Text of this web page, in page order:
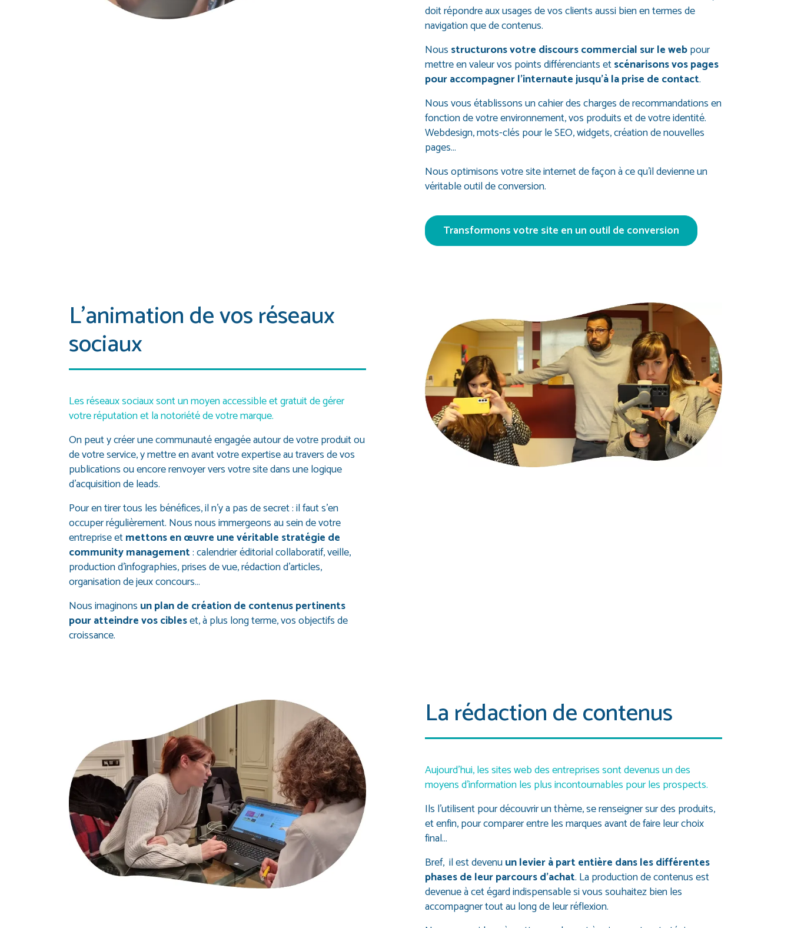
doit répondre aux usages de vos clients aussi bien en termes de
navigation que de contenus.
Nous structurons votre discours commercial sur le webpour
mettre en valeur vos points différenciants etscénarisons vos pages
pour accompagner l’internaute jusqu’à la prise de contact.
Nous vous établissons un cahier des charges de recommandations en
fonction de votre environnement, vos produits et de votre identité.
Webdesign, mots-clés pour le SEO, widgets, création de nouvelles
pages…
Nous optimisons votre site internet de façon à ce qu’il devienne un
véritable outil de conversion.
Transformons votre site en un outil de conversion
L’animation de vos réseaux
sociaux
Les réseaux sociaux sont un moyen accessible et gratuit de gérer
votre réputation et la notoriété de votre marque.
On peut y créer une communauté engagée autour de votre produit ou
de votre service, y mettre en avant votre expertise au travers de vos
publications ou encore renvoyer vers votre site dans une logique
d’acquisition de leads.
Pour en tirer tous les bénéfices, il n’y a pas de secret : il faut s’en
occuper régulièrement. Nous nous immergeons au sein de votre
entreprise etmettons en œuvre une véritable stratégie de
community management: calendrier éditorial collaboratif, veille,
production d’infographies, prises de vue, rédaction d’articles,
organisation de jeux concours…
Nous imaginons un plan de création de contenus pertinents
pour atteindre vos cibleset, à plus long terme, vos objectifs de
croissance.
La rédaction de contenus
Aujourd’hui, les sites web des entreprises sont devenus un des
moyens d’information les plus incontournables pour les prospects.
Ils l’utilisent pour découvrir un thème, se renseigner sur des produits,
et enfin, pour comparer entre les marques avant de faire leur choix
final…
Bref, il est devenuun levier à part entière dans les différentes
phases de leur parcours d’achat. La production de contenus est
devenue à cet égard indispensable si vous souhaitez bien les
accompagner tout au long de leur réflexion.